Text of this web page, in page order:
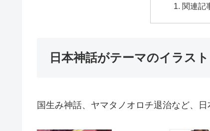
関連記
日本神話がテーマのイラスト
国生み神話、ヤマタノオロチ退治など、